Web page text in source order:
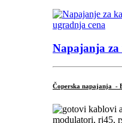
Napajanja za
Čoperska napajanja -